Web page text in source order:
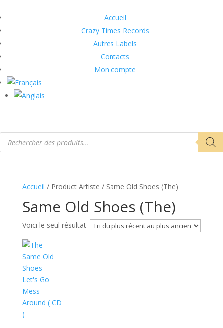
Accueil
Crazy Times Records
Autres Labels
Contacts
Mon compte
Recherche
Accueil / Product Artiste / Same Old Shoes (The)
Same Old Shoes (The)
Voici le seul résultat